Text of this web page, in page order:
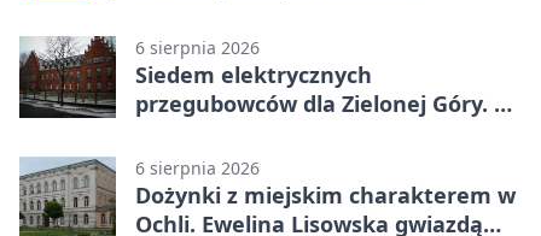
6 sierpnia 2026
Siedem elektrycznych
przegubowców dla Zielonej Góry. To
6 sierpnia 2026
Dożynki z miejskim charakterem w
Ochli. Ewelina Lisowska gwiazdą